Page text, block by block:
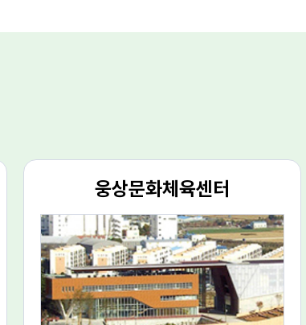
평생교육과 ☎055-392-웅상문화체육센터